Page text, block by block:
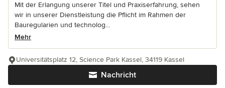
Mit der Erlangung unserer Titel und Praxiserfahrung, sehen
wir in unserer Dienstleistung die Pflicht im Rahmen der
Bauregularien und technolog...
Mehr
Nachricht
Universitätsplatz 12, Science Park Kassel, 34119 Kassel